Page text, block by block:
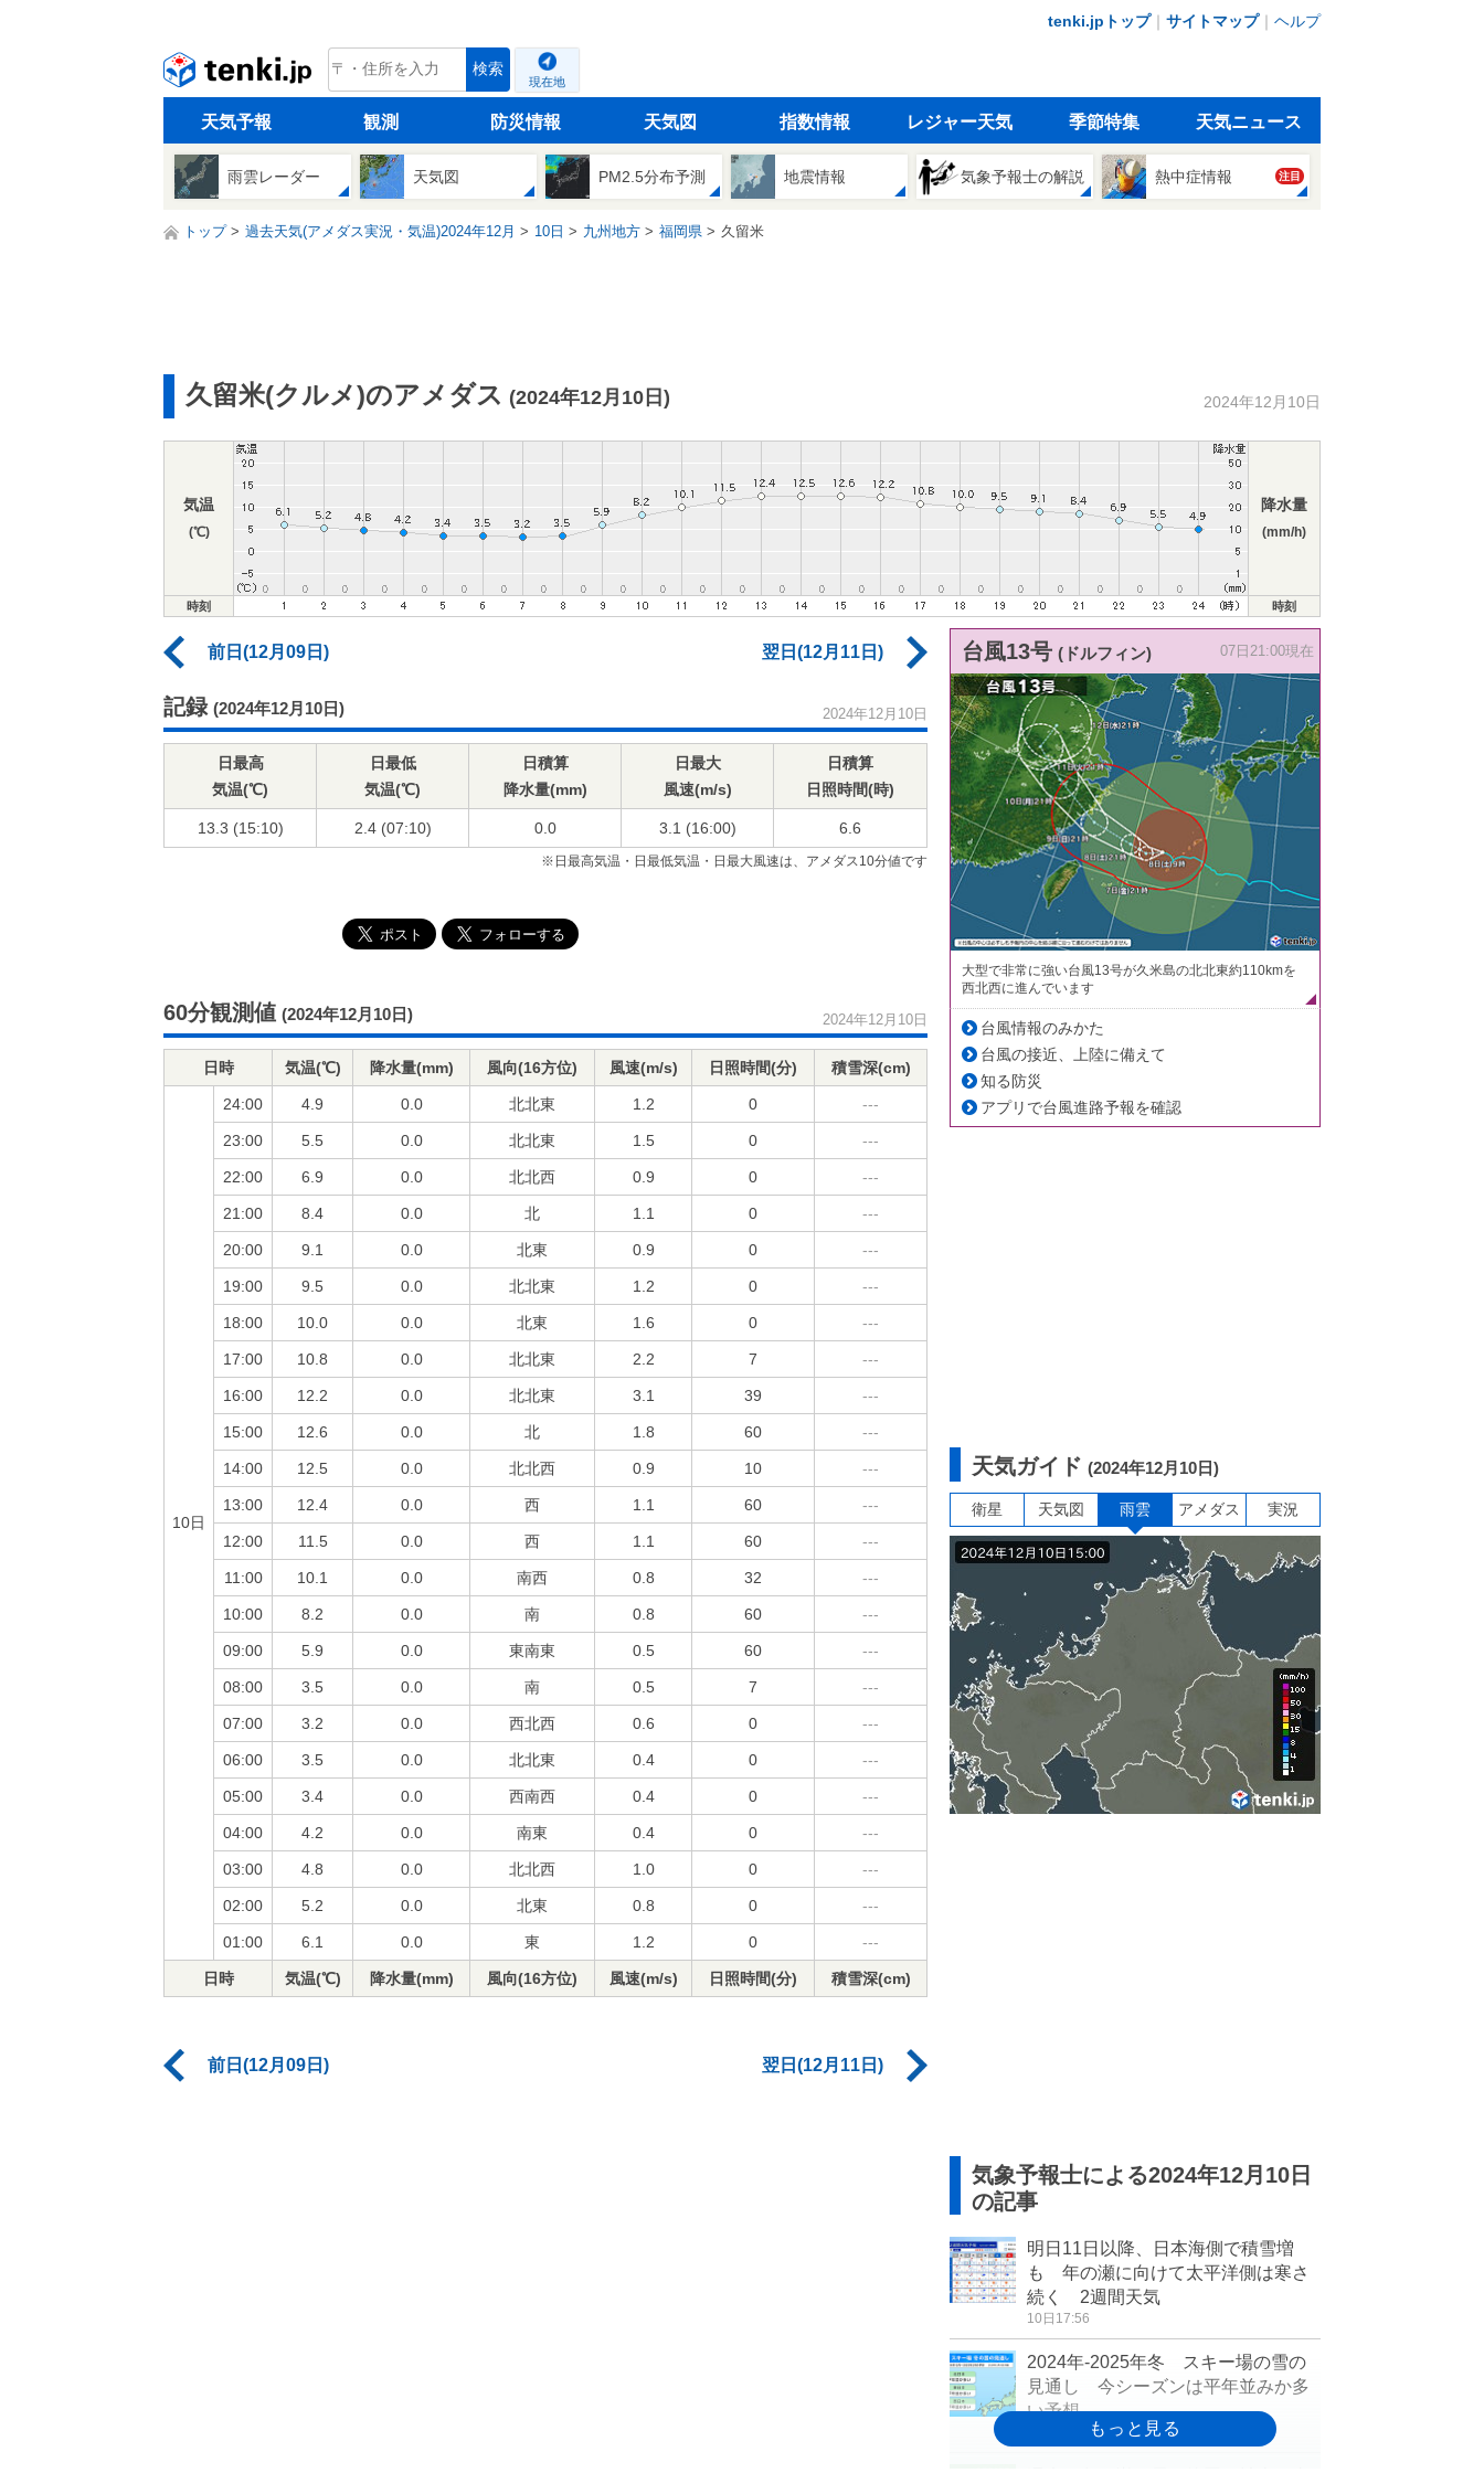
tenki.jpトップ｜ サイトマップ｜ ヘルプ
tenki.jp 検索
現在地
天気予報 観測 防災情報 天気図 指数情報 レジャー天気 季節特集 天気ニュース
雨雲レーダー 天気図 PM2.5分布予測 地震情報 気象予報士の解説 熱中症情報 注目
トップ 過去天気(アメダス実況・気温)2024年12月 10日 九州地方 福岡県 久留米
久留米(クルメ)のアメダス (2024年12月10日) 2024年12月10日
気温
(℃)
降水量
(mm/h)
時刻 時刻
前日(12月09日) 翌日(12月11日)
記録 (2024年12月10日) 2024年12月10日
日最高
気温(℃)
日最低
気温(℃)
日積算
降水量(mm)
日最大
風速(m/s)
日積算
日照時間(時)
13.3 (15:10) 2.4 (07:10) 0.0 3.1 (16:00) 6.6
※日最高気温・日最低気温・日最大風速は、アメダス10分値です
60分観測値 (2024年12月10日) 2024年12月10日
日時 気温(℃) 降水量(mm) 風向(16方位) 風速(m/s) 日照時間(分) 積雪深(cm)
10日
24:00 4.9 0.0 北北東 1.2 0 ---
23:00 5.5 0.0 北北東 1.5 0 ---
22:00 6.9 0.0 北北西 0.9 0 ---
21:00 8.4 0.0 北 1.1 0 ---
20:00 9.1 0.0 北東 0.9 0 ---
19:00 9.5 0.0 北北東 1.2 0 ---
18:00 10.0 0.0 北東 1.6 0 ---
17:00 10.8 0.0 北北東 2.2 7 ---
16:00 12.2 0.0 北北東 3.1 39 ---
15:00 12.6 0.0 北 1.8 60 ---
14:00 12.5 0.0 北北西 0.9 10 ---
13:00 12.4 0.0 西 1.1 60 ---
12:00 11.5 0.0 西 1.1 60 ---
11:00 10.1 0.0 南西 0.8 32 ---
10:00 8.2 0.0 南 0.8 60 ---
09:00 5.9 0.0 東南東 0.5 60 ---
08:00 3.5 0.0 南 0.5 7 ---
07:00 3.2 0.0 西北西 0.6 0 ---
06:00 3.5 0.0 北北東 0.4 0 ---
05:00 3.4 0.0 西南西 0.4 0 ---
04:00 4.2 0.0 南東 0.4 0 ---
03:00 4.8 0.0 北北西 1.0 0 ---
02:00 5.2 0.0 北東 0.8 0 ---
01:00 6.1 0.0 東 1.2 0 ---
日時 気温(℃) 降水量(mm) 風向(16方位) 風速(m/s) 日照時間(分) 積雪深(cm)
前日(12月09日) 翌日(12月11日)
台風13号 (ドルフィン) 07日21:00現在
大型で非常に強い台風13号が久米島の北北東約110kmを
西北西に進んでいます
台風情報のみかた
台風の接近、上陸に備えて
知る防災
アプリで台風進路予報を確認
天気ガイド (2024年12月10日)
衛星 天気図 雨雲 アメダス 実況
気象予報士による2024年12月10日
の記事
明日11日以降、日本海側で積雪増
も 年の瀬に向けて太平洋側は寒さ
続く 2週間天気
10日17:56
2024年-2025年冬 スキー場の雪の
見通し 今シーズンは平年並みか多
い予想